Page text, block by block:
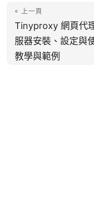
« 上一頁
Tinyproxy 網頁代
服器安裝、設定與
教學與範例